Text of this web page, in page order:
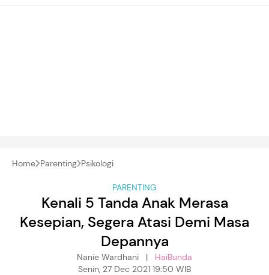
Home Parenting Psikologi
PARENTING
Kenali 5 Tanda Anak Merasa
Kesepian, Segera Atasi Demi Masa
Depannya
Nanie Wardhani | HaiBunda
Senin, 27 Dec 2021 19:50 WIB